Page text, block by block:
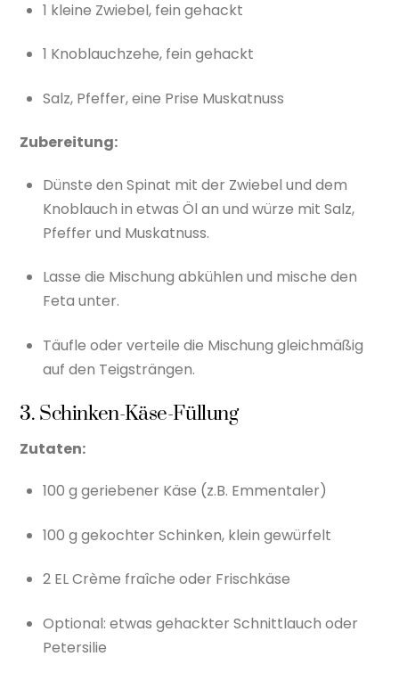
1 kleine Zwiebel, fein gehackt
1 Knoblauchzehe, fein gehackt
Salz, Pfeffer, eine Prise Muskatnuss
Zubereitung:
Dünste den Spinat mit der Zwiebel und dem
Knoblauch in etwas Öl an und würze mit Salz,
Pfeffer und Muskatnuss.
Lasse die Mischung abkühlen und mische den
Feta unter.
Täufle oder verteile die Mischung gleichmäßig
auf den Teigsträngen.
3. Schinken-Käse-Füllung
Zutaten:
100 g geriebener Käse (z.B. Emmentaler)
100 g gekochter Schinken, klein gewürfelt
2 EL Crème fraîche oder Frischkäse
Optional: etwas gehackter Schnittlauch oder
Petersilie